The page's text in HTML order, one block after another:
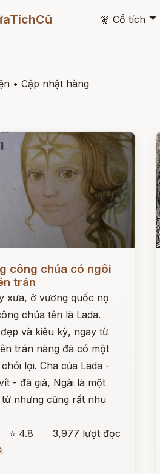
🧚 Cổ tích 🞃
• Cập nhật hàng
công chúa có ngôi
trán
xưa, ở vương quốc nọ
chúa tên là Lada.
và kiêu kỳ, ngay từ
trán nàng đã có một
lọi. Cha của Lada -
- đã già, Ngài là một
nhưng cũng rất nhu
⭐ 4.8
3,977 lượt đọc